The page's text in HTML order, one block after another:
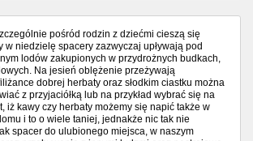
pośród rodzin z dziećmi cieszą się
w niedzielę spacery zazwyczaj upływają pod
lodów zakupionych w przydrożnych budkach,
Na jesień oblężenie przeżywają
dobrej herbaty oraz słodkim ciastku można
z przyjaciółką lub na przykład wybrać się na
iż kawy czy herbaty możemy się napić także w
i to o wiele taniej, jednakże nic tak nie
spacer do ulubionego miejsca, w naszym